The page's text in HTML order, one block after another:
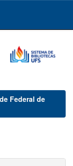
Federal de